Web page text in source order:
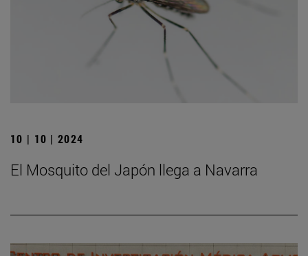
10 | 10 | 2024
El Mosquito del Japón llega a Navarra